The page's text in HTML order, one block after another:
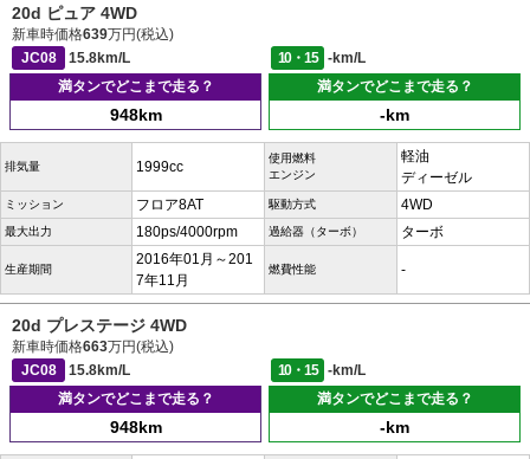
20d ピュア 4WD
新車時価格639万円(税込)
JC08
15.8km/L 10・15
-km/L
満タンでどこまで走る？
948km
満タンでどこまで走る？
-km
排気量 1999cc
使用燃料
エンジン
軽油
ディーゼル
ミッション フロア8AT 駆動方式 4WD
最大出力 180ps/4000rpm 過給器（ターボ） ターボ
生産期間
2016年01月～201
7年11月
燃費性能 -
20d プレステージ 4WD
新車時価格663万円(税込)
JC08
15.8km/L 10・15
-km/L
満タンでどこまで走る？
948km
満タンでどこまで走る？
-km